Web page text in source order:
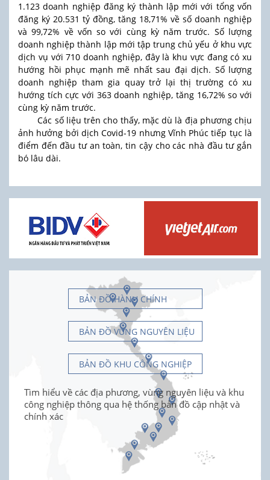
1.123 doanh nghiệp đăng ký thành lập mới với tổng vốn
đăng ký 20.531 tỷ đồng, tăng 18,71% về số doanh nghiệp
và 99,72% về vốn so với cùng kỳ năm trước. Số lượng
doanh nghiệp thành lập mới tập trung chủ yếu ở khu vực
dịch vụ với 710 doanh nghiệp, đây là khu vực đang có xu
hướng hồi phục mạnh mẽ nhất sau đại dịch. Số lượng
doanh nghiệp tham gia quay trở lại thị trường có xu
hướng tích cực với 363 doanh nghiệp, tăng 16,72% so với
cùng kỳ năm trước.
Các số liệu trên cho thấy, mặc dù là địa phương chịu
ảnh hưởng bởi dịch Covid-19 nhưng Vĩnh Phúc tiếp tục là
điểm đến đầu tư an toàn, tin cậy cho các nhà đầu tư gắn
bó lâu dài.
BẢN ĐỒ HÀNH CHÍNH
BẢN ĐỒ VÙNG NGUYÊN LIỆU
BẢN ĐỒ KHU CÔNG NGHIỆP
Tìm hiểu về các địa phương, vùng nguyên liệu và khu
công nghiệp thông qua hệ thống bản đồ cập nhật và
chính xác